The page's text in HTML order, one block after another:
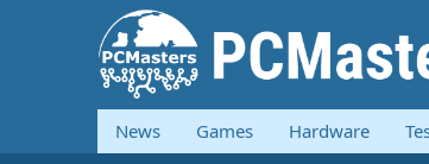
News Games Hardware